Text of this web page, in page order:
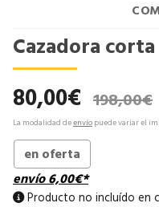
Cazadora
80,00€ 198,00€
La modalidad deenvío puede variar el
en oferta
envío6,00€*
Producto no incluído en